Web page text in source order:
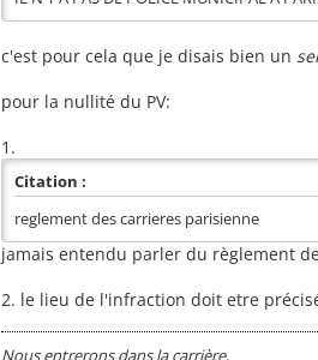
c'est pour cela que je disais bien un
pour la nullité du PV:
1.
Citation :
reglement des carrieres parisienne
jamais entendu parler du règlement
2. le lieu de l'infraction doit etre
Nous entrerons dans la carrière,